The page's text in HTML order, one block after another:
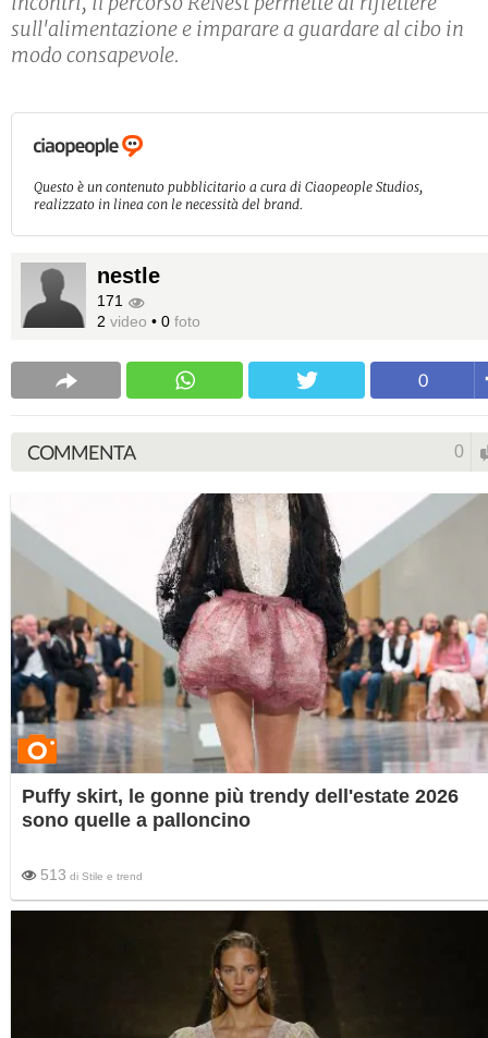
sull'alimentazione e imparare a guardare al cibo in
modo consapevole.
Questo è un contenuto pubblicitario a cura di Ciaopeople Studios,
realizzato in linea con le necessità del brand.
nestle
171
2 video • 0 foto
0
COMMENTA 0
Puffy skirt, le gonne più trendy dell'estate 2026
sono quelle a palloncino
513 di Stile e trend